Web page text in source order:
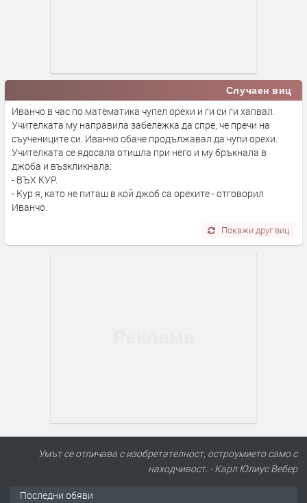
Случаен виц
Иванчо в час по математика чупел орехи и ги си ги хапвал.
Учителката му направила забележка да спре, че пречи на
съучениците си. Иванчо обаче продължавал да чупи орехи.
Учителката се ядосала отишла при него и му бръкнала в
джоба и възкликнала:
- ВЪХ КУР.
- Кур я, като не питаш в кой джоб са орехите - отговорил
Иванчо.
Покажи друг виц
Умът се отличава с изобретателност, остроумието само с
находчивост. - Карл Юлиус Вебер
Последни обяви